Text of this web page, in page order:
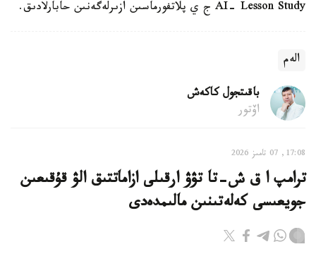
AI- Lesson Study ج ي پلاتفورماسىن ازىرلەگەنىن حابارلادىق.
الەم
باقىتجول كاكەش
اۆتور
17:08, 07 تامىز 2026
ترامپ ا ق ش-تا تۋۋ ارقىلى ازاماتتىق الۋ قۇقىعىن
جويعىسى كەلەتىنىن مالىمدەدى